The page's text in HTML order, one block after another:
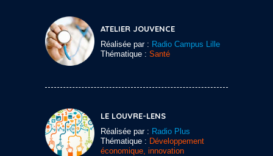
ATELIER JOUVENCE
Réalisée par : Radio Campus Lille
Thématique : Santé
LE LOUVRE-LENS
Réalisée par : Radio Plus
Thématique : Développement
économique, innovation